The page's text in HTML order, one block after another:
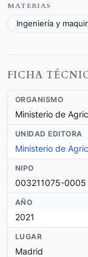
MATERIAS
Ingeniería y
FICHA
ORGANISMO
Ministerio de
UNIDAD EDITORA
Ministerio de
NIPO
003211075-0005
AÑO
2021
LUGAR
Madrid